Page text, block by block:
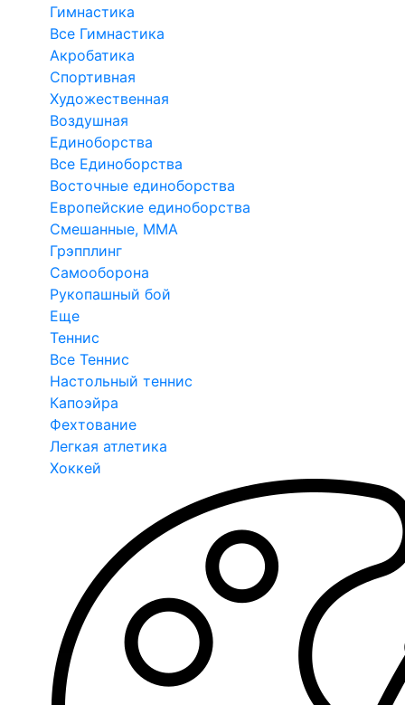
Гимнастика
Все Гимнастика
Акробатика
Спортивная
Художественная
Воздушная
Единоборства
Все Единоборства
Восточные единоборства
Европейские единоборства
Смешанные, ММА
Грэпплинг
Самооборона
Рукопашный бой
Еще
Теннис
Все Теннис
Настольный теннис
Капоэйра
Фехтование
Легкая атлетика
Хоккей